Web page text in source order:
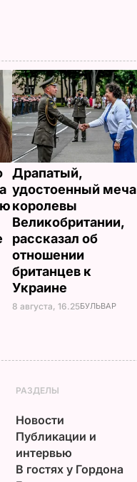
Драпатый,
удостоенный меча
королевы
Великобритании,
рассказал об
отношении
британцев к
Украине
8 августа, 16.25БУЛЬВАР
РАЗДЕЛЫ
Новости
Публикации и
интервью
В гостях у Гордона